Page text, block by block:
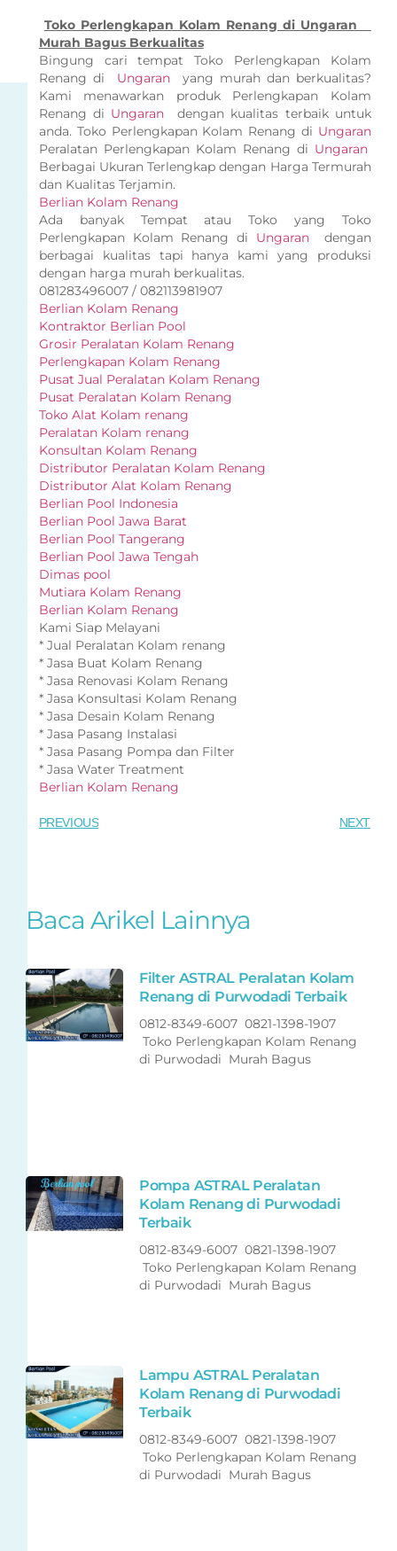
Toko Perlengkapan Kolam Renang di Ungaran
Murah Bagus Berkualitas
Bingung cari tempat Toko Perlengkapan Kolam
Renang di Ungaranyang murah dan berkualitas?
Kami menawarkan produk Perlengkapan Kolam
Renang di Ungaran dengan kualitas terbaik untuk
anda. Toko Perlengkapan Kolam Renang di Ungaran
Peralatan Perlengkapan Kolam Renang di Ungaran
Berbagai Ukuran Terlengkap dengan Harga Termurah
dan Kualitas Terjamin.
Berlian Kolam Renang
Ada banyak Tempat atau Toko yang Toko
Perlengkapan Kolam Renang di Ungarandengan
berbagai kualitas tapi hanya kami yang produksi
dengan harga murah berkualitas.
081283496007 / 082113981907
Berlian Kolam Renang
Kontraktor Berlian Pool
Grosir Peralatan Kolam Renang
Perlengkapan Kolam Renang
Pusat Jual Peralatan Kolam Renang
Pusat Peralatan Kolam Renang
Toko Alat Kolam renang
Peralatan Kolam renang
Konsultan Kolam Renang
Distributor Peralatan Kolam Renang
Distributor Alat Kolam Renang
Berlian Pool Indonesia
Berlian Pool Jawa Barat
Berlian Pool Tangerang
Berlian Pool Jawa Tengah
Dimas pool
Mutiara Kolam Renang
Berlian Kolam Renang
Kami Siap Melayani
* Jual Peralatan Kolam renang
* Jasa Buat Kolam Renang
* Jasa Renovasi Kolam Renang
* Jasa Konsultasi Kolam Renang
* Jasa Desain Kolam Renang
* Jasa Pasang Instalasi
* Jasa Pasang Pompa dan Filter
* Jasa Water Treatment
Berlian Kolam Renang
PREVIOUS NEXT
Baca Arikel Lainnya
Filter ASTRAL Peralatan Kolam
Renang di Purwodadi Terbaik
0812-8349-6007 0821-1398-1907
Toko Perlengkapan Kolam Renang
di Purwodadi Murah Bagus
Pompa ASTRAL Peralatan
Kolam Renang di Purwodadi
Terbaik
0812-8349-6007 0821-1398-1907
Toko Perlengkapan Kolam Renang
di Purwodadi Murah Bagus
Lampu ASTRAL Peralatan
Kolam Renang di Purwodadi
Terbaik
0812-8349-6007 0821-1398-1907
Toko Perlengkapan Kolam Renang
di Purwodadi Murah Bagus